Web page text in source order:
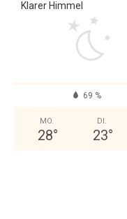
Klarer Himmel
69 %
MO.
28°
DI.
23°